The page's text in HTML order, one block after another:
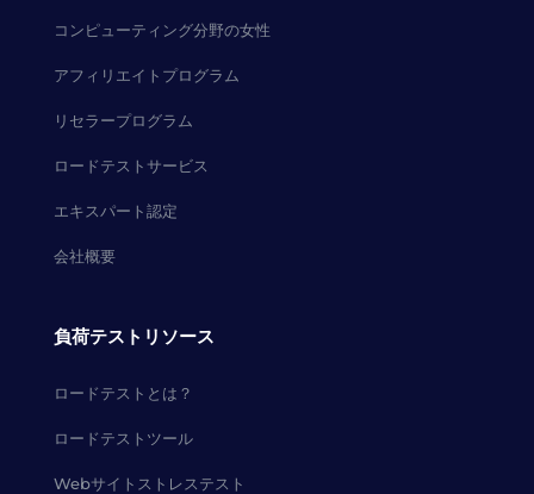
コンピューティング分野の女性
アフィリエイトプログラム
リセラープログラム
ロードテストサービス
エキスパート認定
会社概要
負荷テストリソース
ロードテストとは？
ロードテストツール
Webサイトストレステスト